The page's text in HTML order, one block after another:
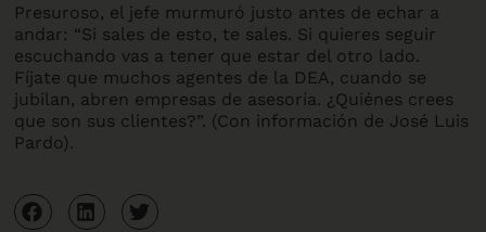
Presuroso, el jefe murmuró justo antes de echar a
andar: “Si sales de esto, te sales. Si quieres seguir
escuchando vas a tener que estar del otro lado.
Fíjate que muchos agentes de la DEA, cuando se
jubilan, abren empresas de asesoría. ¿Quiénes crees
que son sus clientes?”. (Con información de José Luis
Pardo).